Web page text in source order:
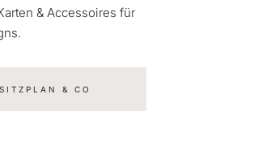
& Accessoires für
& CO